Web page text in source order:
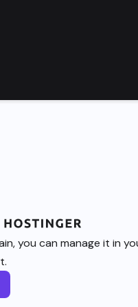
you can manage it in